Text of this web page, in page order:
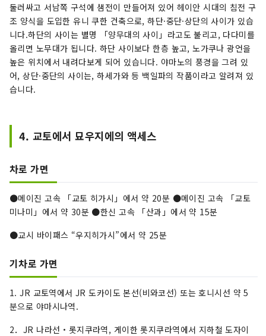
둘러싸고 서남쪽 구석에 샘전이 만들어져 있어 헤이안 시대의 침전 구
조 양식을 도입한 유니 쿠한 건축으로, 하단·중단·상단의 사이가 있습
니다.하단의 사이는 별명 「양무대의 사이」라고도 불리고, 다다미를
올리면 노무대가 됩니다. 하단 사이보다 한층 높고, 노가쿠나 광언을
높은 위치에서 내려다보게 되어 있습니다. 야마노의 풍경을 그려 있
어, 상단·중단의 사이는, 하세가와 등 백일파의 작품이라고 알려져 있
습니다.
4. 교토에서 묘우지에의 액세스
차로 가면
●메이진 고속 「교토 히가시」에서 약 20분 ●메이진 고속 「교토
미나미」에서 약 30분 ●한신 고속 「산과」에서 약 15분
●교시 바이패스 “우지히가시”에서 약 25분
기차로 가면
1. JR 교토역에서 JR 도카이도 본선(비와코선) 또는 호니시선 약 5
분으로 야마시나역.
2．JR 나라선・롯지쿠라역, 게이한 롯지쿠라역에서 지하철 도자이